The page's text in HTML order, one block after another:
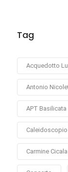
Tag
Acquedotto
Antonio
APT Basilicata
Caleidoscopio
Carmine Cicala